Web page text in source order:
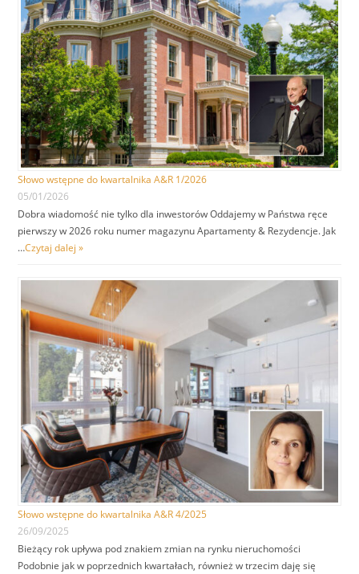
Słowo wstępne do kwartalnika A&R 1/2026
05/01/2026
Dobra wiadomość nie tylko dla inwestorów Oddajemy w Państwa ręce
pierwszy w 2026 roku numer magazynu Apartamenty & Rezydencje. Jak
…Czytaj dalej »
Słowo wstępne do kwartalnika A&R 4/2025
26/09/2025
Bieżący rok upływa pod znakiem zmian na rynku nieruchomości
Podobnie jak w poprzednich kwartałach, również w trzecim daję się